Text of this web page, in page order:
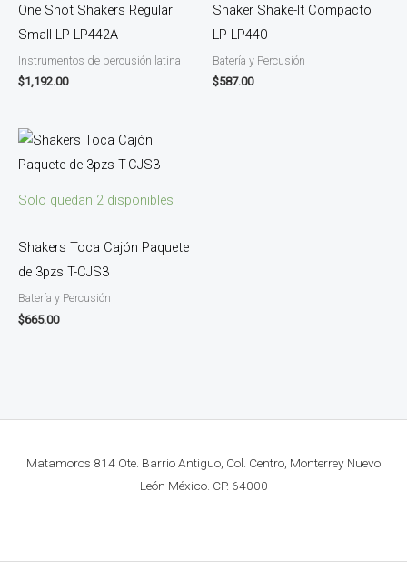
One Shot Shakers Regular
Small LP LP442A
Instrumentos de percusión latina
$1,192.00
Shaker Shake-It Compacto
LP LP440
Batería y Percusión
$587.00
Solo quedan 2 disponibles
Shakers Toca Cajón Paquete
de 3pzs T-CJS3
Batería y Percusión
$665.00
Matamoros 814 Ote. Barrio Antiguo, Col. Centro, Monterrey Nuevo
León México. CP. 64000